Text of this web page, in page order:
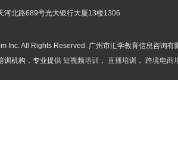
河北路689号光大银行大厦13楼1306
Inc. All Rights Reserved. 广州市汇学教育信息咨询有
训机构，专业提供 短视频培训 ， 直播培训 ， 跨境电商